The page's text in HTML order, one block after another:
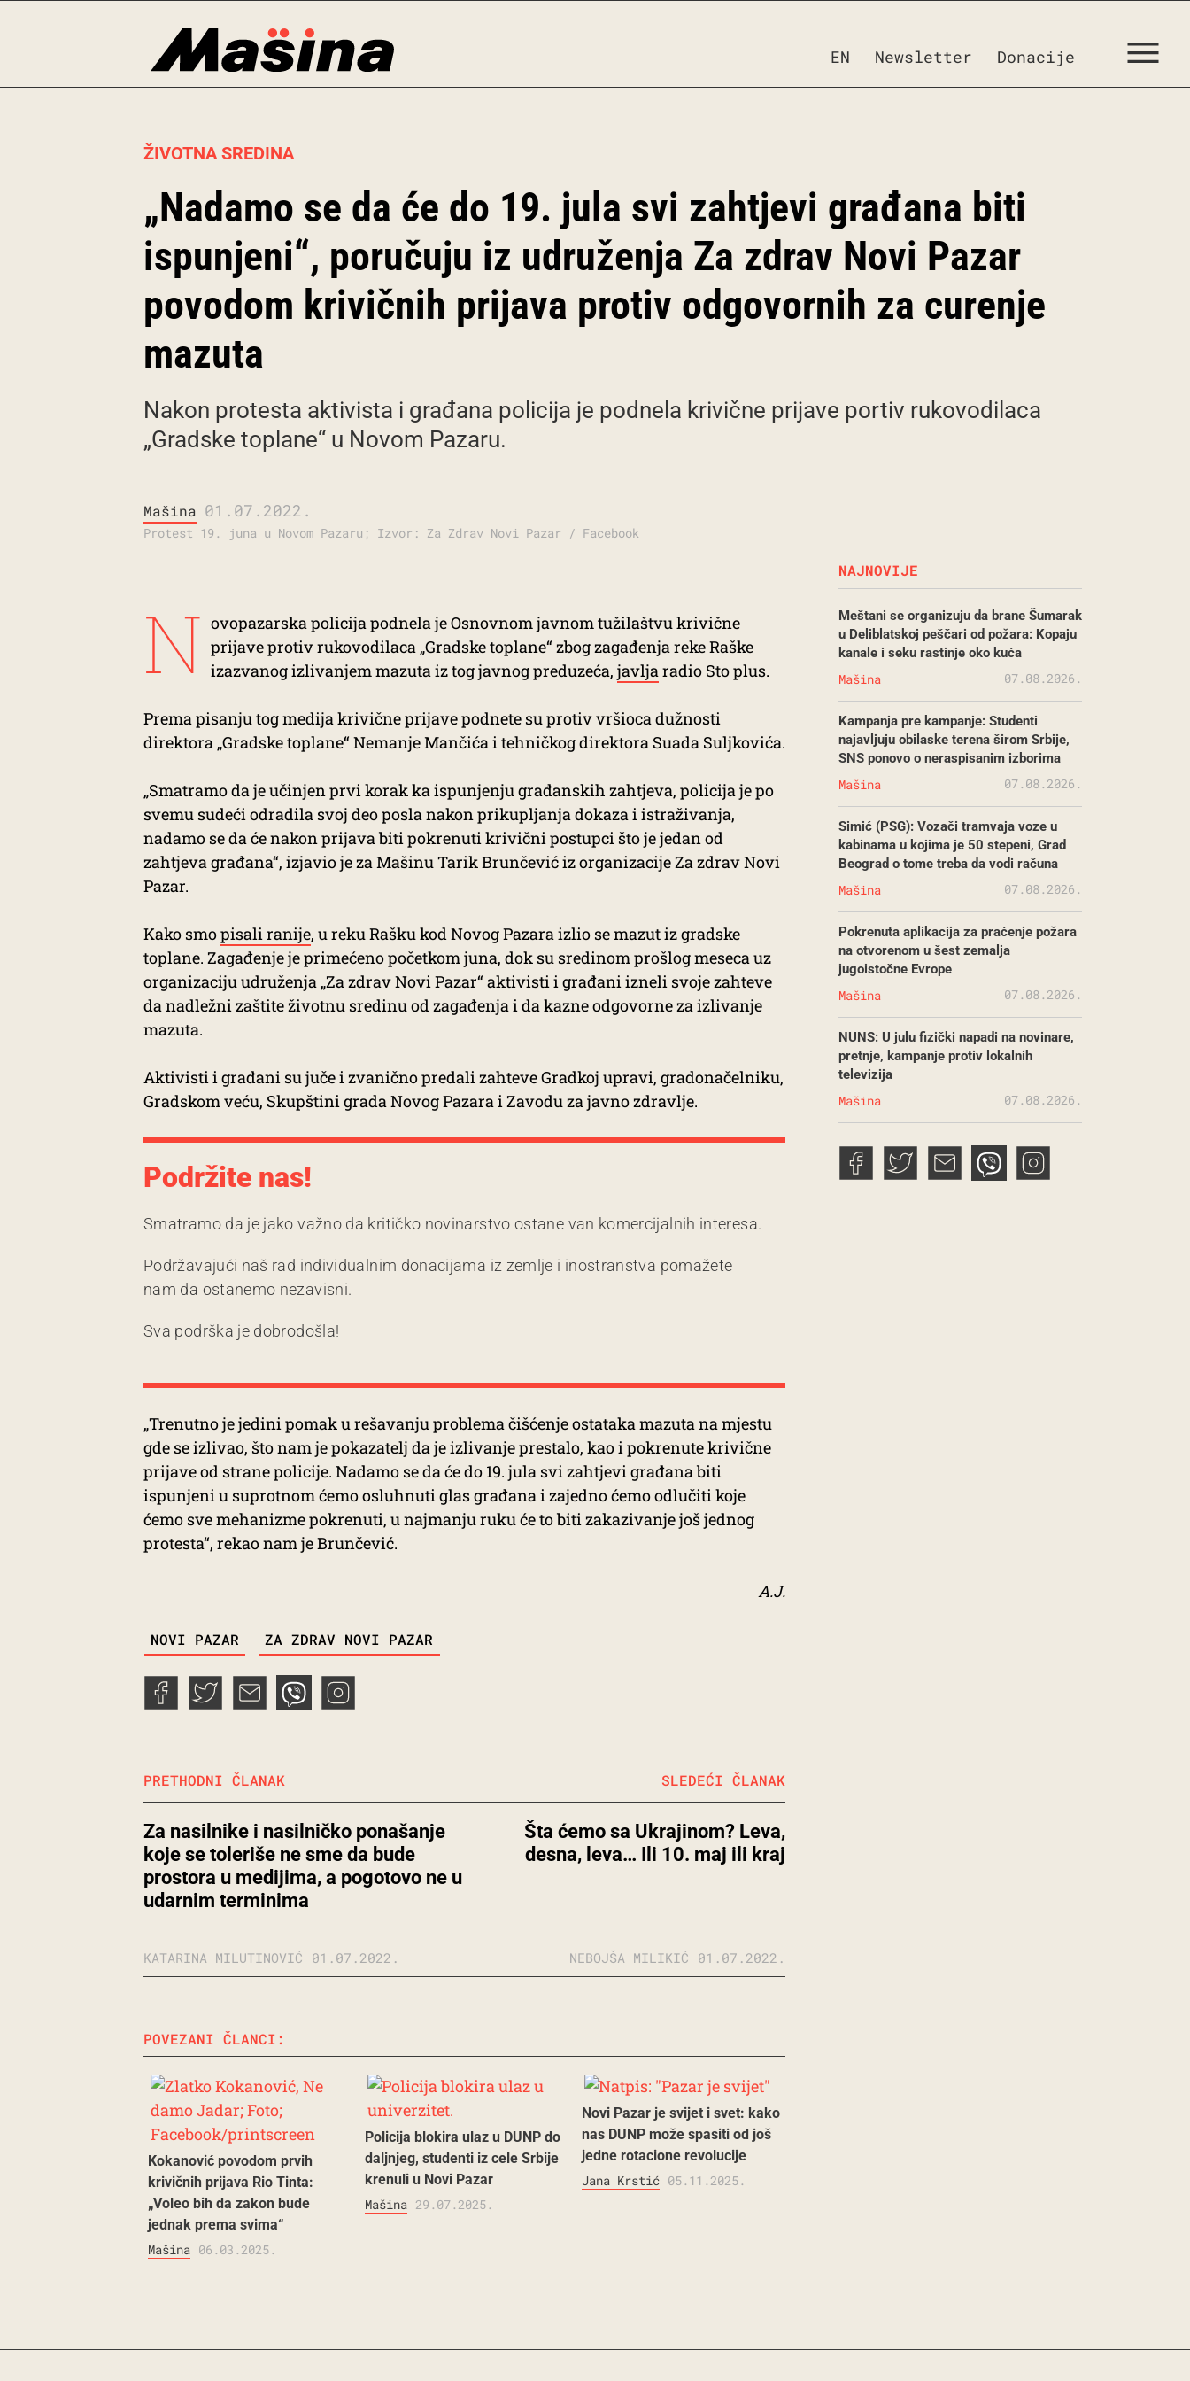
EN Newsletter Donacije
ŽIVOTNA SREDINA
„Nadamo se da će do 19. jula svi zahtjevi građana biti
ispunjeni“, poručuju iz udruženja Za zdrav Novi Pazar
povodom krivičnih prijava protiv odgovornih za curenje
mazuta
Nakon protesta aktivista i građana policija je podnela krivične prijave portiv rukovodilaca
„Gradske toplane“ u Novom Pazaru.
Mašina 01.07.2022.
Protest 19. juna u Novom Pazaru; Izvor: Za Zdrav Novi Pazar / Facebook
N ovopazarska policija podnela je Osnovnom javnom tužilaštvu krivične
prijave protiv rukovodilaca „Gradske toplane“ zbog zagađenja reke Raške
izazvanog izlivanjem mazuta iz tog javnog preduzeća, javljaradio Sto plus.
Prema pisanju tog medija krivične prijave podnete su protiv vršioca dužnosti
direktora „Gradske toplane“ Nemanje Mančića i tehničkog direktora Suada Suljkovića.
„Smatramo da je učinjen prvi korak ka ispunjenju građanskih zahtjeva, policija je po
svemu sudeći odradila svoj deo posla nakon prikupljanja dokaza i istraživanja,
nadamo se da će nakon prijava biti pokrenuti krivični postupci što je jedan od
zahtjeva građana“, izjavio je za Mašinu Tarik Brunčević iz organizacije Za zdrav Novi
Pazar.
Kako smopisali ranije, u reku Rašku kod Novog Pazara izlio se mazut iz gradske
toplane. Zagađenje je primećeno početkom juna, dok su sredinom prošlog meseca uz
organizaciju udruženja „Za zdrav Novi Pazar“ aktivisti i građani izneli svoje zahteve
da nadležni zaštite životnu sredinu od zagađenja i da kazne odgovorne za izlivanje
mazuta.
Aktivisti i građani su juče i zvanično predali zahteve Gradkoj upravi, gradonačelniku,
Gradskom veću, Skupštini grada Novog Pazara i Zavodu za javno zdravlje.
Podržite nas!
Smatramo da je jako važno da kritičko novinarstvo ostane van komercijalnih interesa.
Podržavajući naš rad individualnim donacijama iz zemlje i inostranstva pomažete
nam da ostanemo nezavisni.
Sva podrška je dobrodošla!
„Trenutno je jedini pomak u rešavanju problema čišćenje ostataka mazuta na mjestu
gde se izlivao, što nam je pokazatelj da je izlivanje prestalo, kao i pokrenute krivične
prijave od strane policije. Nadamo se da će do 19. jula svi zahtjevi građana biti
ispunjeni u suprotnom ćemo osluhnuti glas građana i zajedno ćemo odlučiti koje
ćemo sve mehanizme pokrenuti, u najmanju ruku će to biti zakazivanje još jednog
protesta“, rekao nam je Brunčević.
A.J.
NOVI PAZAR ZA ZDRAV NOVI PAZAR
PRETHODNI ČLANAK
Za nasilnike i nasilničko ponašanje
koje se toleriše ne sme da bude
prostora u medijima, a pogotovo ne u
udarnim terminima
KATARINA MILUTINOVIĆ 01.07.2022.
Šta ćemo sa Ukrajinom? Leva,
desna, leva… Ili 10. maj ili kraj
SLEDEĆI ČLANAK
NEBOJŠA MILIKIĆ 01.07.2022.
POVEZANI ČLANCI:
Kokanović povodom prvih
krivičnih prijava Rio Tinta:
„Voleo bih da zakon bude
jednak prema svima“
Mašina 06.03.2025.
Policija blokira ulaz u DUNP do
daljnjeg, studenti iz cele Srbije
krenuli u Novi Pazar
Mašina 29.07.2025.
Novi Pazar je svijet i svet: kako
nas DUNP može spasiti od još
jedne rotacione revolucije
Jana Krstić 05.11.2025.
NAJNOVIJE
Meštani se organizuju da brane Šumarak
u Deliblatskoj peščari od požara: Kopaju
kanale i seku rastinje oko kuća
Mašina 07.08.2026.
Kampanja pre kampanje: Studenti
najavljuju obilaske terena širom Srbije,
SNS ponovo o neraspisanim izborima
Mašina 07.08.2026.
Simić (PSG): Vozači tramvaja voze u
kabinama u kojima je 50 stepeni, Grad
Beograd o tome treba da vodi računa
Mašina 07.08.2026.
Pokrenuta aplikacija za praćenje požara
na otvorenom u šest zemalja
jugoistočne Evrope
Mašina 07.08.2026.
NUNS: U julu fizički napadi na novinare,
pretnje, kampanje protiv lokalnih
televizija
Mašina 07.08.2026.